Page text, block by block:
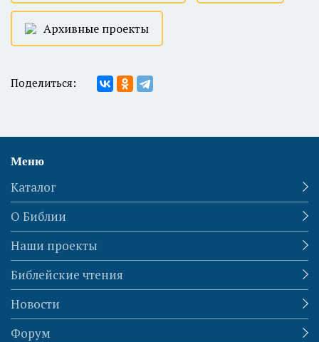
Архивные проекты
Поделиться:
Меню
Каталог
О Библии
Наши проекты
Библейские чтения
Новости
Форум